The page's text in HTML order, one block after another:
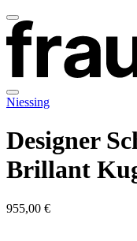
Niessing
Designer
Brillant
955,00 €